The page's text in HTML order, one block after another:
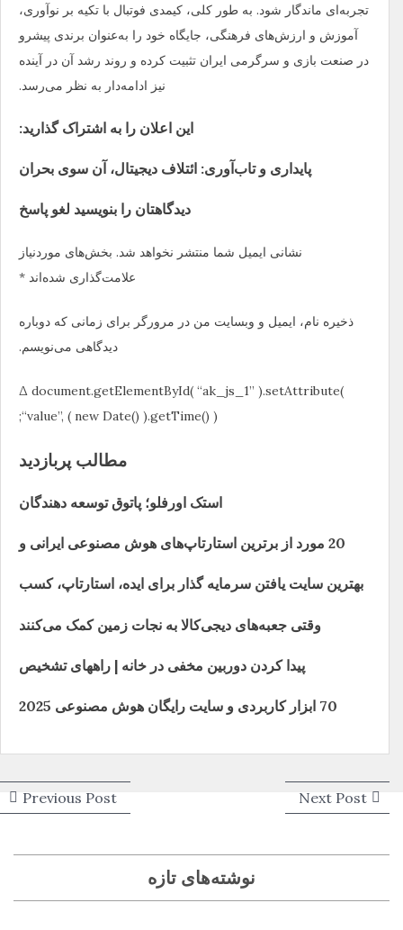
تجربه‌ای ماندگار شود. به طور کلی، کیمدی فوتبال با تکیه بر نوآوری،
آموزش و ارزش‌های فرهنگی، جایگاه خود را به‌عنوان برندی پیشرو
در صنعت بازی و سرگرمی ایران تثبیت کرده و روند رشد آن در آینده
نیز ادامه‌دار به نظر می‌رسد.
این اعلان را به اشتراک گذارید:
پایداری و تاب‌آوری: ائتلاف دیجیتال، آن سوی بحران
دیدگاهتان را بنویسید لغو پاسخ
نشانی ایمیل شما منتشر نخواهد شد. بخش‌های موردنیاز
علامت‌گذاری شده‌اند *
ذخیره نام، ایمیل و وبسایت من در مرورگر برای زمانی که دوباره
دیدگاهی می‌نویسم.
Δ document.getElementById( “ak_js_1” ).setAttribute(
“value”, ( new Date() ).getTime() );
مطالب پربازدید
استک اورفلو؛ پاتوق توسعه دهندگان
20 مورد از برترین استارتاپ‌های هوش مصنوعی ایرانی و
بهترین سایت یافتن سرمایه گذار برای ایده، استارتاپ‌، کسب
وقتی جعبه‌های دیجی‌کالا به نجات زمین کمک می‌کنند
پیدا کردن دوربین مخفی در خانه | راههای تشخیص
70 ابزار کاربردی و سایت رایگان هوش مصنوعی 2025
راهبری
Previous Post Next Post
post:
نوشته‌های تازه